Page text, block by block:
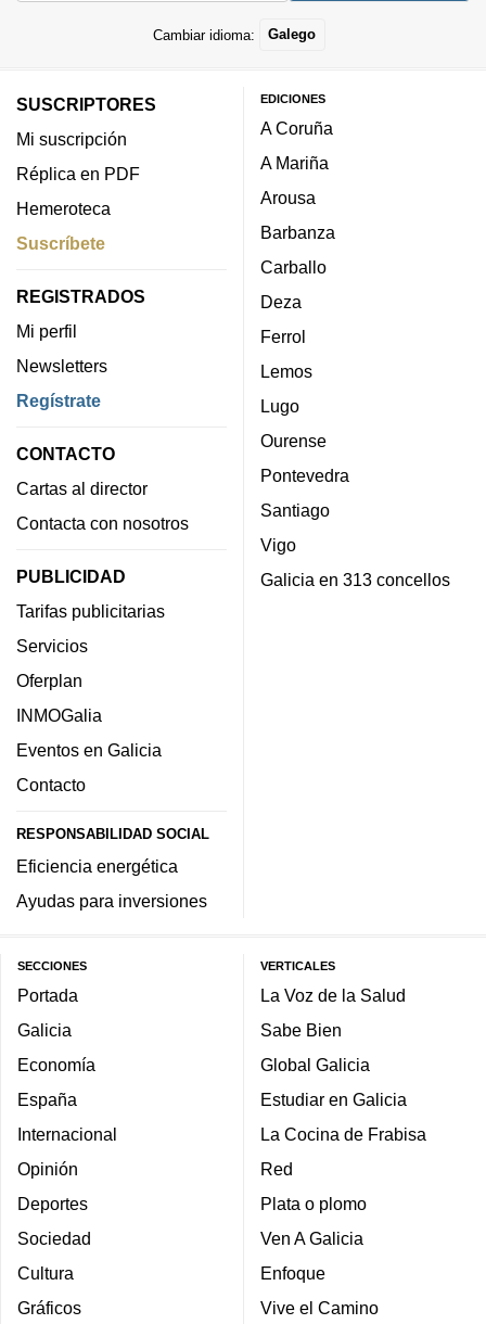
Cambiar idioma: Galego
SUSCRIPTORES
Mi suscripción
Réplica en PDF
Hemeroteca
Suscríbete
REGISTRADOS
Mi perfil
Newsletters
Regístrate
CONTACTO
Cartas al director
Contacta con nosotros
PUBLICIDAD
Tarifas publicitarias
Servicios
Oferplan
INMOGalia
Eventos en Galicia
Contacto
RESPONSABILIDAD SOCIAL
Eficiencia energética
Ayudas para inversiones
EDICIONES
A Coruña
A Mariña
Arousa
Barbanza
Carballo
Deza
Ferrol
Lemos
Lugo
Ourense
Pontevedra
Santiago
Vigo
Galicia en 313 concellos
SECCIONES
Portada
Galicia
Economía
España
Internacional
Opinión
Deportes
Sociedad
Cultura
Gráficos
VERTICALES
La Voz de la Salud
Sabe Bien
Global Galicia
Estudiar en Galicia
La Cocina de Frabisa
Red
Plata o plomo
Ven A Galicia
Enfoque
Vive el Camino